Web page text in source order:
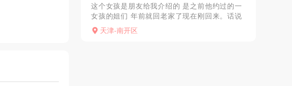
这个女孩是朋友给我介绍的 是之前他约过的一
女孩的姐们 年前就回老家了现在刚回来。话说
疫情期间给我憋够呛 朋友把她推给我了，发了
照片直接驱车前往 是在大悦城的公寓里 话说他
天津-南开区